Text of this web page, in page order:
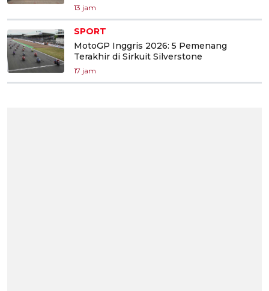
13 jam
SPORT
MotoGP Inggris 2026: 5 Pemenang
Terakhir di Sirkuit Silverstone
17 jam